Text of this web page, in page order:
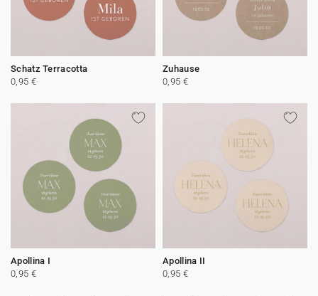
Schatz Terracotta
0,95 €
Zuhause
0,95 €
Apollina I
0,95 €
Apollina II
0,95 €